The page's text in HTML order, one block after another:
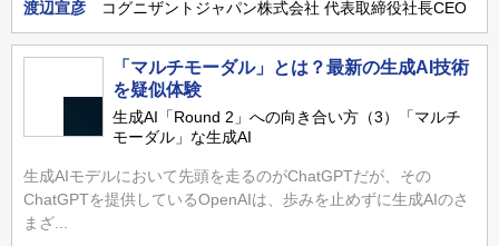
渡辺宣彦 コグニザントジャパン株式会社 代表取締役社長CEO
「マルチモーダル」とは？最新の生成AI技術
を疑似体験
生成AI「Round 2」への向き合い方（3）「マルチ
モーダル」な生成AI
生成AIモデルにおいて先頭を走るのがChatGPTだが、その
ChatGPTを提供しているOpenAIは、歩みを止めずに生成AIのさ
まざ...